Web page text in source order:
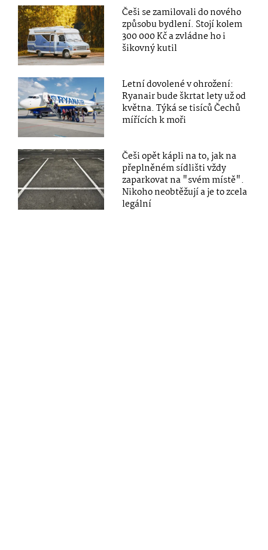
Češi se zamilovali do nového
způsobu bydlení. Stojí kolem
300 000 Kč a zvládne ho i
šikovný kutil
Letní dovolené v ohrožení:
Ryanair bude škrtat lety už od
května. Týká se tisíců Čechů
mířících k moři
Češi opět kápli na to, jak na
přeplněném sídlišti vždy
zaparkovat na "svém místě".
Nikoho neobtěžují a je to zcela
legální